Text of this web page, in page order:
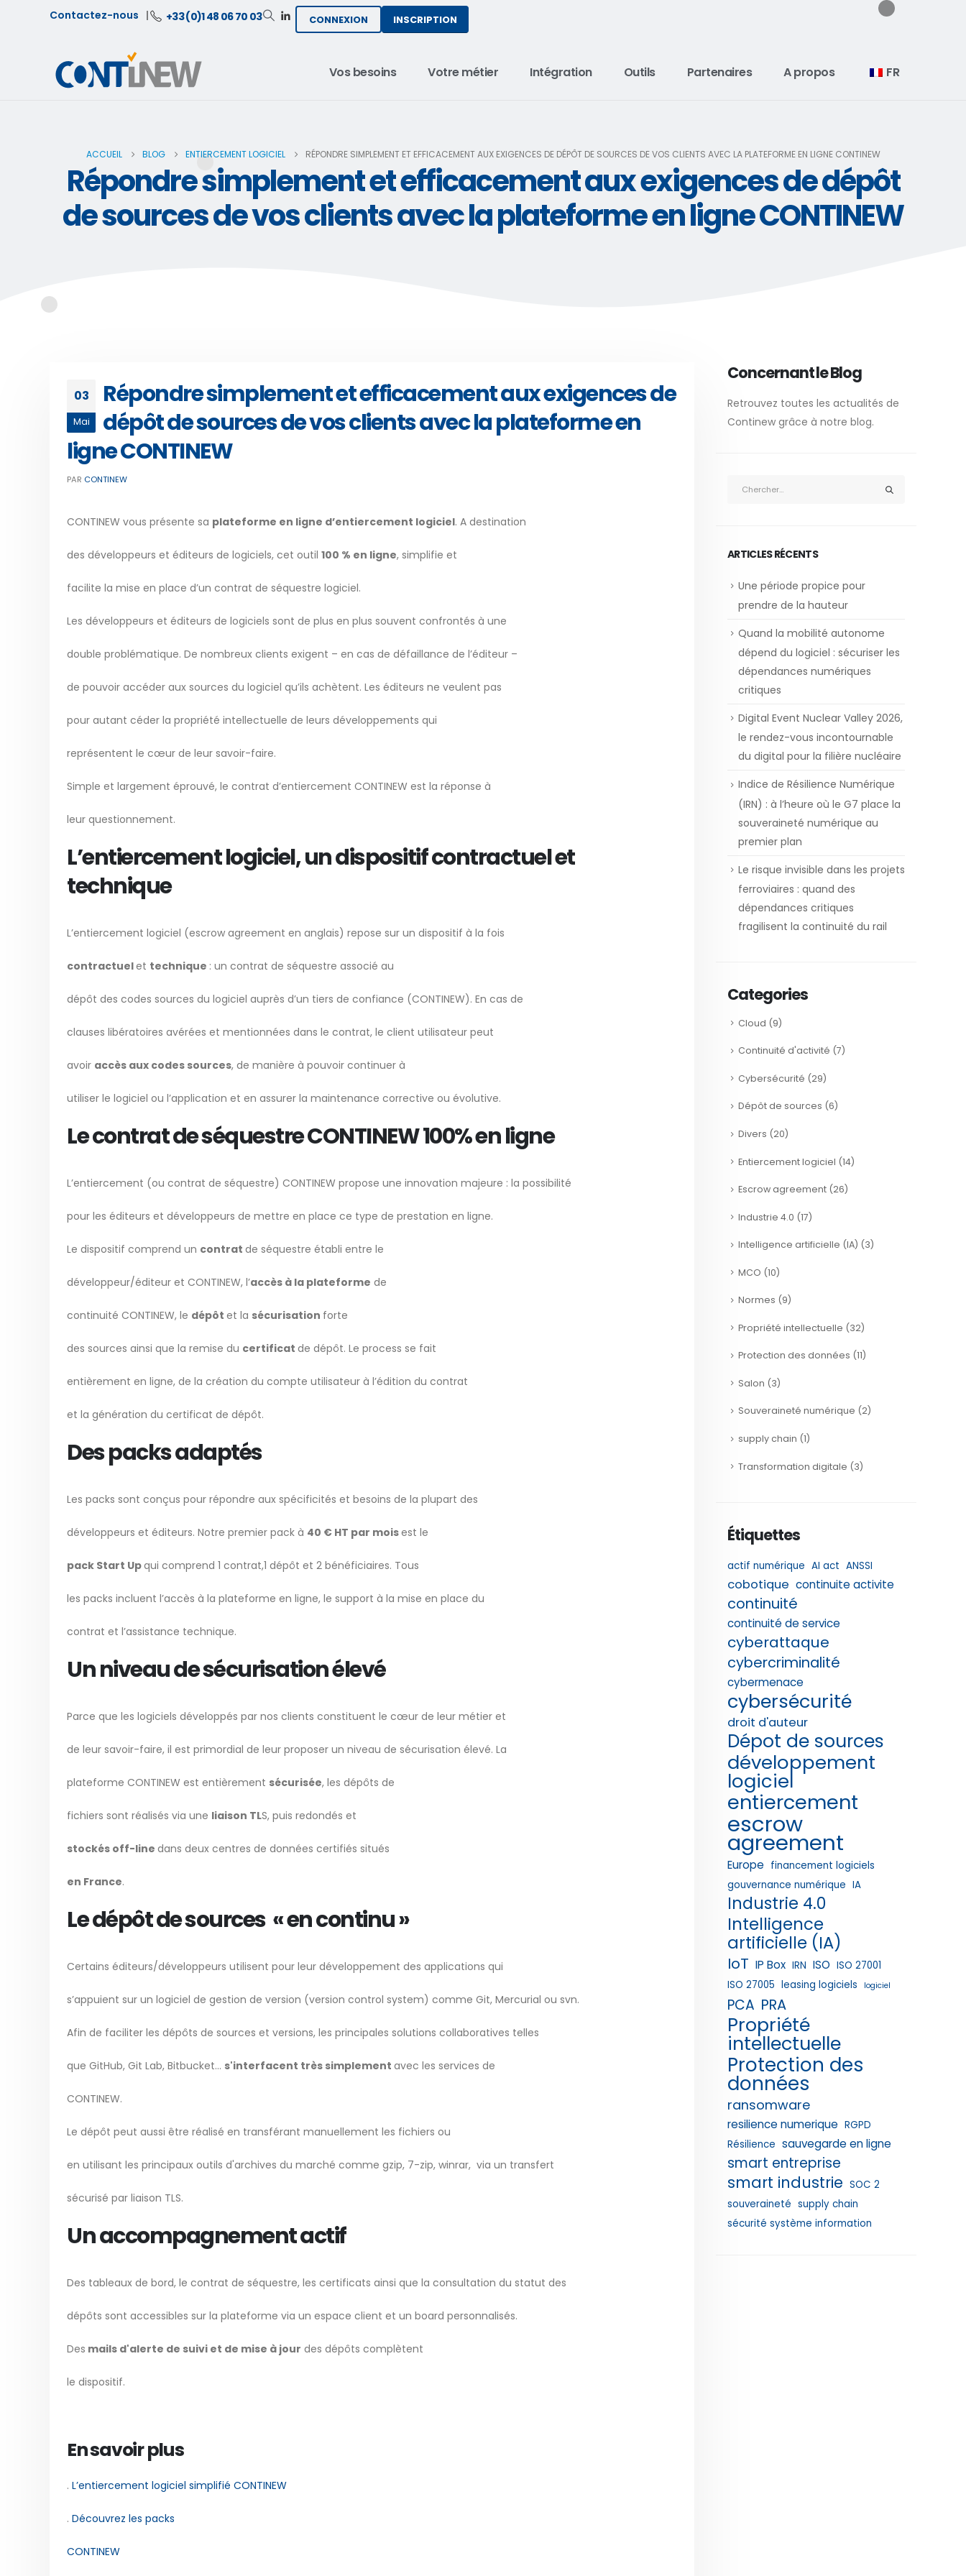
Contactez-nous +33 (0)1 48 06 70 03 CONNEXION INSCRIPTION
Vos besoins Votre métier Intégration Outils Partenaires A propos FR
ACCUEIL BLOG ENTIERCEMENT LOGICIEL RÉPONDRE SIMPLEMENT ET EFFICACEMENT AUX EXIGENCES DE DÉPÔT DE SOURCES DE VOS CLIENTS AVEC LA PLATEFORME EN LIGNE CONTINEW
Répondre simplement et efficacement aux exigences de dépôt
de sources de vos clients avec la plateforme en ligne CONTINEW
03
Mai
Répondre simplement et efficacement aux exigences de
dépôt de sources de vos clients avec la plateforme en
ligne CONTINEW
PAR CONTINEW
CONTINEW vous présente sa plateforme en ligne d’entiercement logiciel. A destination
des développeurs et éditeurs de logiciels, cet outil 100 % en ligne, simplifie et
facilite la mise en place d’un contrat de séquestre logiciel.
Les développeurs et éditeurs de logiciels sont de plus en plus souvent confrontés à une
double problématique. De nombreux clients exigent – en cas de défaillance de l’éditeur –
de pouvoir accéder aux sources du logiciel qu’ils achètent. Les éditeurs ne veulent pas
pour autant céder la propriété intellectuelle de leurs développements qui
représentent le cœur de leur savoir-faire.
Simple et largement éprouvé, le contrat d’entiercement CONTINEW est la réponse à
leur questionnement.
L’entiercement logiciel, un dispositif contractuel et
technique
L’entiercement logiciel (escrow agreement en anglais) repose sur un dispositif à la fois
contractuelet technique : un contrat de séquestre associé au
dépôt des codes sources du logiciel auprès d’un tiers de confiance (CONTINEW). En cas de
clauses libératoires avérées et mentionnées dans le contrat, le client utilisateur peut
avoir accès aux codes sources, de manière à pouvoir continuer à
utiliser le logiciel ou l’application et en assurer la maintenance corrective ou évolutive.
Le contrat de séquestre CONTINEW 100% en ligne
L’entiercement (ou contrat de séquestre) CONTINEW propose une innovation majeure : la possibilité
pour les éditeurs et développeurs de mettre en place ce type de prestation en ligne.
Le dispositif comprend un contrat de séquestre établi entre le
développeur/éditeur et CONTINEW, l’accès à la plateforme de
continuité CONTINEW, le dépôt et la sécurisation forte
des sources ainsi que la remise du certificat de dépôt. Le process se fait
entièrement en ligne, de la création du compte utilisateur à l’édition du contrat
et la génération du certificat de dépôt.
Des packs adaptés
Les packs sont conçus pour répondre aux spécificités et besoins de la plupart des
développeurs et éditeurs. Notre premier pack à 40 € HT par moisest le
pack Start Upqui comprend 1 contrat,1 dépôt et 2 bénéficiaires. Tous
les packs incluent l’accès à la plateforme en ligne, le support à la mise en place du
contrat et l’assistance technique.
Un niveau de sécurisation élevé
Parce que les logiciels développés par nos clients constituent le cœur de leur métier et
de leur savoir-faire, il est primordial de leur proposer un niveau de sécurisation élevé. La
plateforme CONTINEW est entièrement sécurisée, les dépôts de
fichiers sont réalisés via une liaison TLS, puis redondés et
stockés off-line dans deux centres de données certifiés situés
en France.
Le dépôt de sources « en continu »
Certains éditeurs/développeurs utilisent pour leur développement des applications qui
s’appuient sur un logiciel de gestion de version (version control system) comme Git, Mercurial ou svn.
Afin de faciliter les dépôts de sources et versions, les principales solutions collaboratives telles
que GitHub, Git Lab, Bitbucket… s'interfacent très simplement avec les services de
CONTINEW.
Le dépôt peut aussi être réalisé en transférant manuellement les fichiers ou
en utilisant les principaux outils d'archives du marché comme gzip, 7-zip, winrar, via un transfert
sécurisé par liaison TLS.
Un accompagnement actif
Des tableaux de bord, le contrat de séquestre, les certificats ainsi que la consultation du statut des
dépôts sont accessibles sur la plateforme via un espace client et un board personnalisés.
Des mails d'alerte de suivi et de mise à jour des dépôts complètent
le dispositif.
En savoir plus
. L’entiercement logiciel simplifié CONTINEW
. Découvrez les packs
CONTINEW
Concernant le Blog
Retrouvez toutes les actualités de
Continew grâce à notre blog.
ARTICLES RÉCENTS
Une période propice pour
prendre de la hauteur
Quand la mobilité autonome
dépend du logiciel : sécuriser les
dépendances numériques
critiques
Digital Event Nuclear Valley 2026,
le rendez-vous incontournable
du digital pour la filière nucléaire
Indice de Résilience Numérique
(IRN) : à l’heure où le G7 place la
souveraineté numérique au
premier plan
Le risque invisible dans les projets
ferroviaires : quand des
dépendances critiques
fragilisent la continuité du rail
Categories
Cloud (9)
Continuité d'activité (7)
Cybersécurité (29)
Dépôt de sources (6)
Divers (20)
Entiercement logiciel (14)
Escrow agreement (26)
Industrie 4.0 (17)
Intelligence artificielle (IA) (3)
MCO (10)
Normes (9)
Propriété intellectuelle (32)
Protection des données (11)
Salon (3)
Souveraineté numérique (2)
supply chain (1)
Transformation digitale (3)
Étiquettes
actif numérique AI act ANSSI
cobotique continuite activite
continuité
continuité de service
cyberattaque
cybercriminalité
cybermenace
cybersécurité
droit d'auteur
Dépot de sources
développement
logiciel
entiercement
escrow
agreement
Europe financement logiciels
gouvernance numérique IA
Industrie 4.0
Intelligence
artificielle (IA)
IoT IP Box IRN ISO ISO 27001
ISO 27005 leasing logiciels logiciel
PCA PRA
Propriété
intellectuelle
Protection des
données
ransomware
resilience numerique RGPD
Résilience sauvegarde en ligne
smart entreprise
smart industrie SOC 2
souveraineté supply chain
sécurité système information